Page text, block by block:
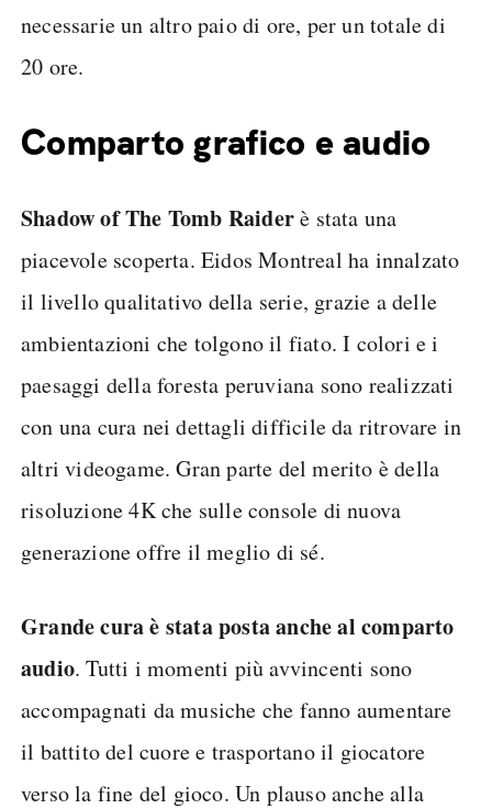
necessarie un altro paio di ore, per un totale di
20 ore.
Comparto grafico e audio
Shadow of The Tomb Raiderè stata una
piacevole scoperta. Eidos Montreal ha innalzato
il livello qualitativo della serie, grazie a delle
ambientazioni che tolgono il fiato. I colori e i
paesaggi della foresta peruviana sono realizzati
con una cura nei dettagli difficile da ritrovare in
altri videogame. Gran parte del merito è della
risoluzione 4K che sulle console di nuova
generazione offre il meglio di sé.
Grande cura è stata posta anche al comparto
audio. Tutti i momenti più avvincenti sono
accompagnati da musiche che fanno aumentare
il battito del cuore e trasportano il giocatore
verso la fine del gioco. Un plauso anche alla